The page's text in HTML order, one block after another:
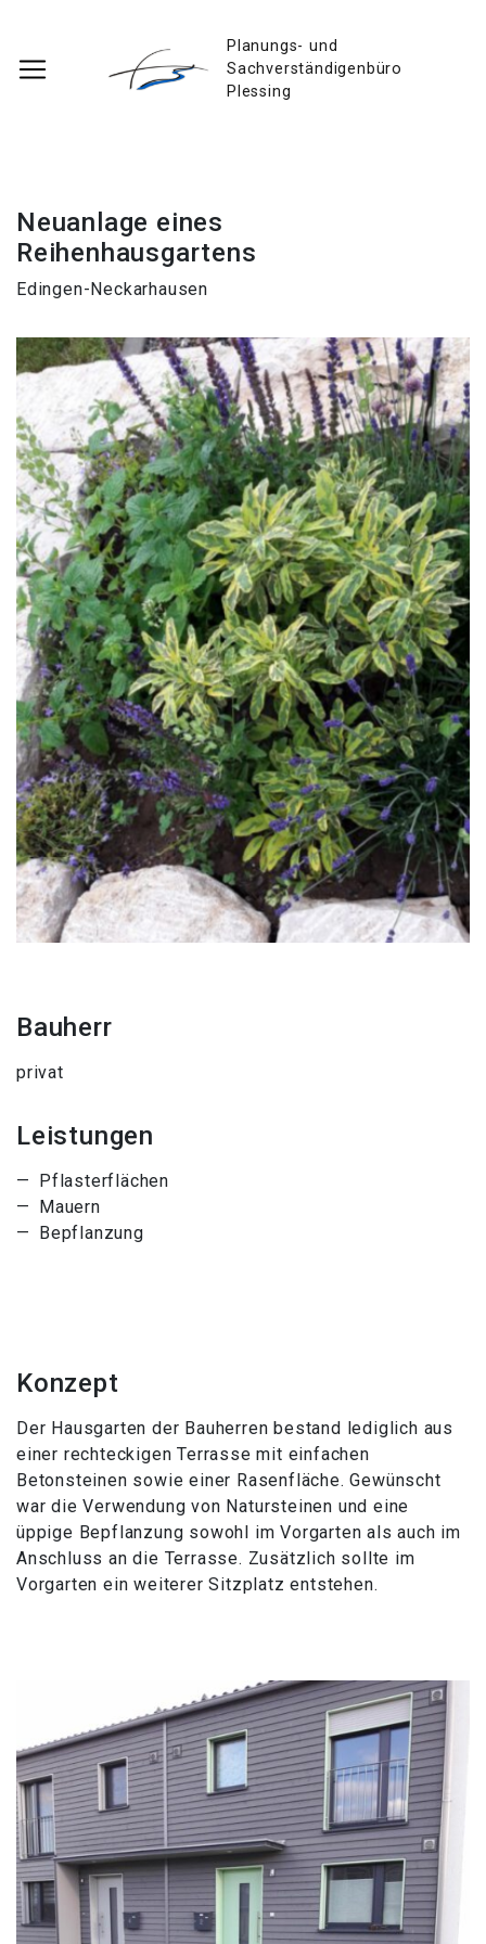
Planungs- und
Sachverständigenbüro
Plessing
Neuanlage eines
Reihenhausgartens
Edingen-Neckarhausen
Bauherr
privat
Leistungen
Pflasterflächen
Mauern
Bepflanzung
Konzept
Der Hausgarten der Bauherren bestand lediglich aus
einer rechteckigen Terrasse mit einfachen
Betonsteinen sowie einer Rasenfläche. Gewünscht
war die Verwendung von Natursteinen und eine
üppige Bepflanzung sowohl im Vorgarten als auch im
Anschluss an die Terrasse. Zusätzlich sollte im
Vorgarten ein weiterer Sitzplatz entstehen.